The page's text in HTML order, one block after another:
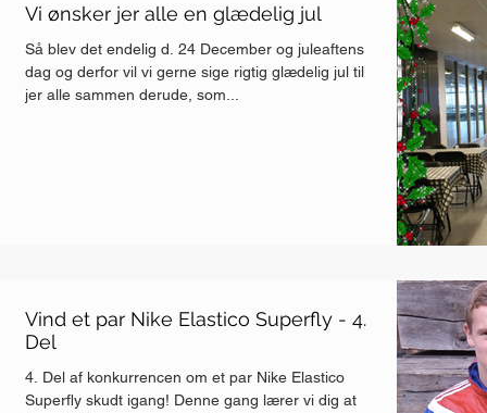
Vi ønsker jer alle en glædelig jul
Så blev det endelig d. 24 December og juleaftens
dag og derfor vil vi gerne sige rigtig glædelig jul til
jer alle sammen derude, som...
Vind et par Nike Elastico Superfly - 4.
Del
4. Del af konkurrencen om et par Nike Elastico
Superfly skudt igang! Denne gang lærer vi dig at